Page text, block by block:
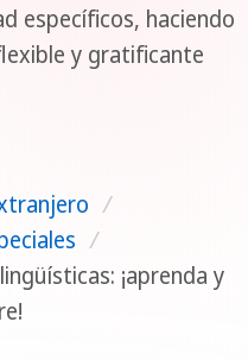
específicos, haciendo
y gratificante
/
/
¡aprenda y